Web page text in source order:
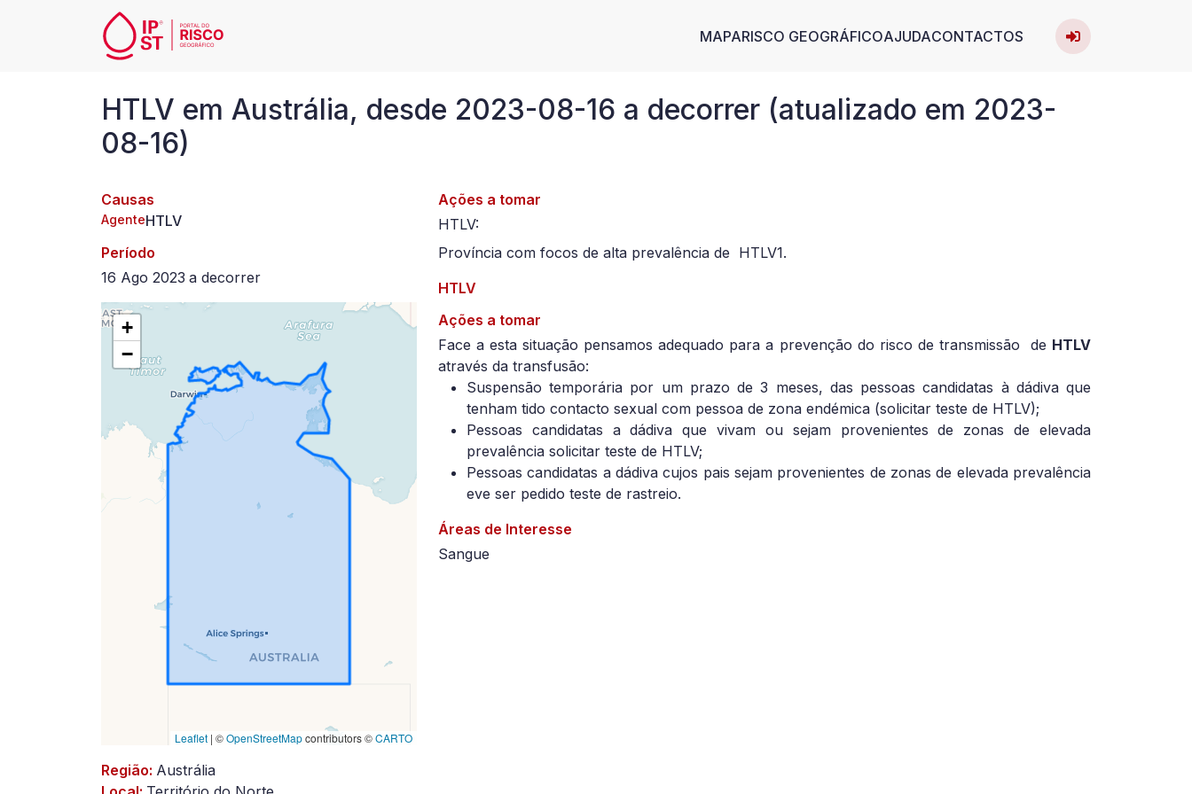
Passar para o conteúdo principal
Main navigation
MAPARISCO GEOGRÁFICOAJUDACONTACTOS User
Entrar
desde
2023-
decorrer
(atualizado
HTLV em Austrália, desde 2023-08-16 a decorrer (atualizado em 2023-
08-16)
Causas
AgenteHTLV
Período
16 Ago 2023 a decorrer
+
−
Leaflet | ©OpenStreetMapcontributors ©CARTO
Região: Austrália
Ações a tomar
HTLV:
Província com focos de alta prevalência de HTLV1.
HTLV
Ações a tomar
Face a esta situação pensamos adequado para a prevenção do risco de transmissão de HTLV
através da transfusão:
Suspensão temporária por um prazo de 3 meses, das pessoas candidatas à dádiva que
tenham tido contacto sexual com pessoa de zona endémica (solicitar teste de HTLV);
Pessoas candidatas a dádiva que vivam ou sejam provenientes de zonas de elevada
prevalência solicitar teste de HTLV;
Pessoas candidatas a dádiva cujos pais sejam provenientes de zonas de elevada prevalência
eve ser pedido teste de rastreio.
Áreas de Interesse
Sangue